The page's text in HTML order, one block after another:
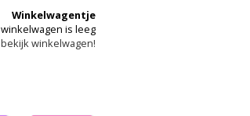
Winkelwagentje
winkelwagen is leeg
bekijk winkelwagen!